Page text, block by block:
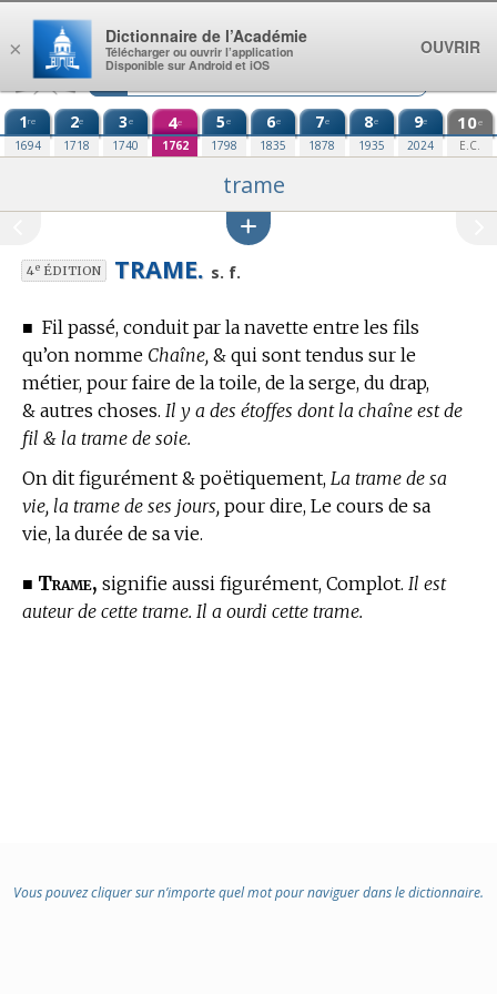
Aller au contenu
1re
1694
2e
1718
3e
1740
4e
1762
5e
1798
6e
1835
7e
1878
8e
1935
9e
2024
10e
E.C.
trame
4eÉDITION TRAME. s. f.
■ Fil passé, conduit par la navette entre les fils
qu’on nomme Chaîne, & qui sont tendus sur le
métier, pour faire de la toile, de la serge, du drap,
& autres choses. Il y a des étoffes dont la chaîne est de
fil & la trame de soie.
On dit figurément & poëtiquement, La trame de sa
vie, la trame de ses jours, pour dire, Le cours de sa
vie, la durée de sa vie.
■ Trame, signifie aussi figurément, Complot. Il est
auteur de cette trame. Il a ourdi cette trame.
Vous pouvez cliquer sur n’importe quel mot pour naviguer dans le dictionnaire.
×
Dictionnaire de l’Académie
Télécharger ou ouvrir l’application
Disponible sur Android et iOS
OUVRIR